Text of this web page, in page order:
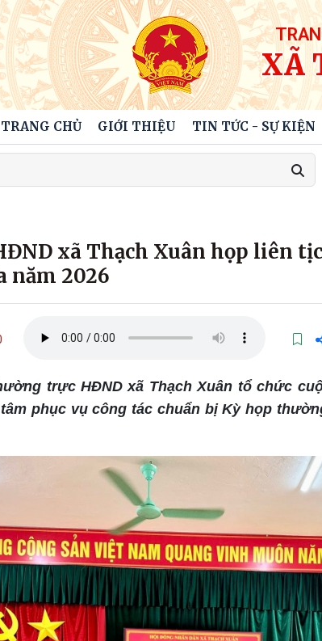
XÃ
TRANG CHỦ GIỚI THIỆU TIN TỨC - SỰ KIỆN
xã Thạch Xuân họp liên
năm 2026
trực HĐND xã Thạch Xuân tổ chức
phục vụ công tác chuẩn bị Kỳ họp